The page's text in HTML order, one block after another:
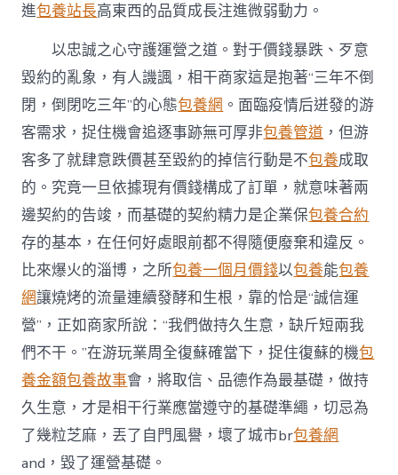
進包養站長高東西的品質成長注進微弱動力。
以忠誠之心守護運營之道。對于價錢暴跌、歹意
毀約的亂象，有人譏諷，相干商家這是抱著“三年不倒
閉，倒閉吃三年”的心態包養網 。面臨疫情后迸發的游
客需求，捉住機會追逐事跡無可厚非包養管道 ，但游
客多了就肆意跌價甚至毀約的掉信行動是不包養成取
的。究竟一旦依據現有價錢構成了訂單，就意味著兩
邊契約的告竣，而基礎的契約精力是企業保包養合約
存的基本，在任何好處眼前都不得隨便廢棄和違反。
比來爆火的淄博，之所包養一個月價錢以包養能包養
網讓燒烤的流量連續發酵和生根，靠的恰是“誠信運
營”，正如商家所說：“我們做持久生意，缺斤短兩我
們不干。”在游玩業周全復蘇確當下，捉住復蘇的機包
養金額包養故事會，將取信、品德作為最基礎，做持
久生意，才是相干行業應當遵守的基礎準繩，切忌為
了幾粒芝麻，丟了自門風譽，壞了城市br包養網
and，毀了運營基礎。